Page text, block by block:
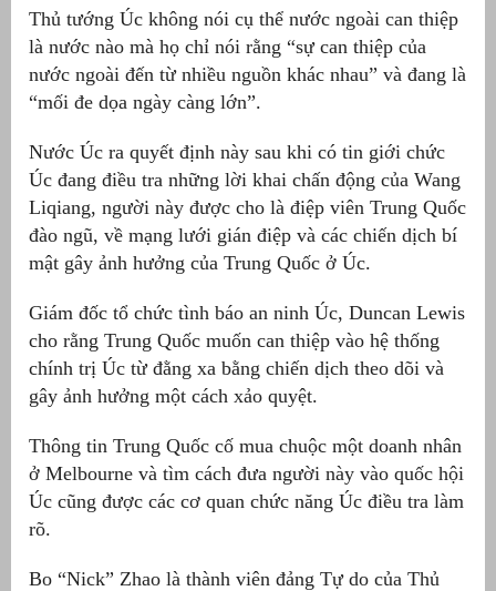
Thủ tướng Úc không nói cụ thể nước ngoài can thiệp
là nước nào mà họ chỉ nói rằng “sự can thiệp của
nước ngoài đến từ nhiều nguồn khác nhau” và đang là
“mối đe dọa ngày càng lớn”.
Nước Úc ra quyết định này sau khi có tin giới chức
Úc đang điều tra những lời khai chấn động của Wang
Liqiang, người này được cho là điệp viên Trung Quốc
đào ngũ, về mạng lưới gián điệp và các chiến dịch bí
mật gây ảnh hưởng của Trung Quốc ở Úc.
Giám đốc tổ chức tình báo an ninh Úc, Duncan Lewis
cho rằng Trung Quốc muốn can thiệp vào hệ thống
chính trị Úc từ đằng xa bằng chiến dịch theo dõi và
gây ảnh hưởng một cách xảo quyệt.
Thông tin Trung Quốc cố mua chuộc một doanh nhân
ở Melbourne và tìm cách đưa người này vào quốc hội
Úc cũng được các cơ quan chức năng Úc điều tra làm
rõ.
Bo “Nick” Zhao là thành viên đảng Tự do của Thủ